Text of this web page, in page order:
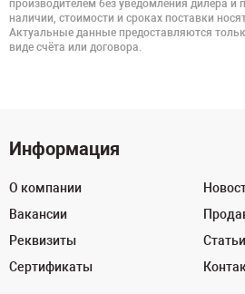
производителем без уведомления дилера и
наличии, стоимости и сроках поставки
Актуальные данные предоставляются
виде счёта или договора.
Информация
О компании
Вакансии
Реквизиты
Сертификаты
Статьи